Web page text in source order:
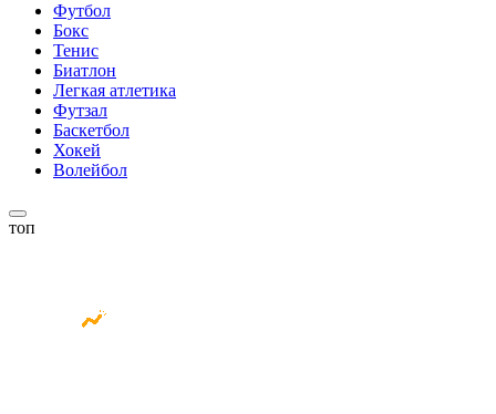
Футбол
Бокс
Тенис
Биатлон
Легкая атлетика
Футзал
Баскетбол
Хокей
Волейбол
топ